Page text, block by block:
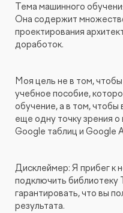
Тема машинного
Она содержит
проектирования
доработок.
Моя цель не в том,
учебное пособие,
обучение, а в том, чтобы
еще одну точку зрения
Google таблиц и Google
Дисклеймер: Я прибег к
подключить библиотеку
гарантировать, что вы
результата.